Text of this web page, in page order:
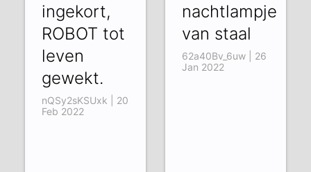
ingekort,
ROBOT tot
leven
gewekt.
nQSy2sKSUxk | 20
Feb 2022
nachtlampje
van staal
62a40Bv_6uw | 26
Jan 2022